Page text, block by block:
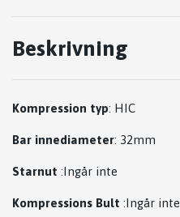
Beskrivning
Kompression typ: HIC
Bar innediameter: 32mm
Starnut :Ingår inte
Kompressions Bult :Ingår inte